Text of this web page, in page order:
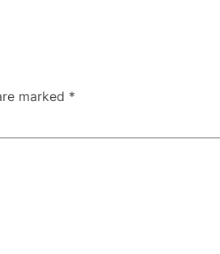
marked *